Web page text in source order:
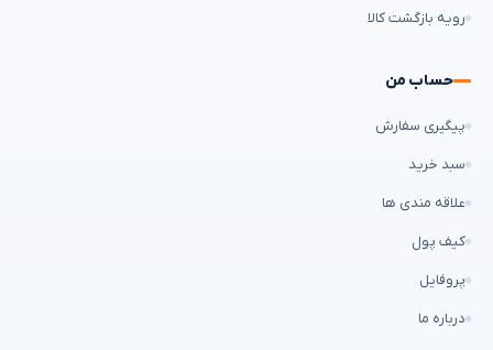
رویه بازگشت کالا
حساب من
پیگیری سفارش
سبد خرید
علاقه مندی ها
کیف پول
پروفایل
درباره ما